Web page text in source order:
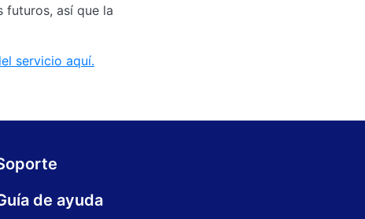
futuros, así que la
servicio aquí.
de ayuda